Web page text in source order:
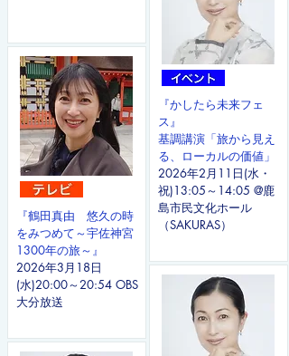
『鶴田真由 悠久の時
をみつめて～宇佐神宮
1300年の旅～』
2026年3月18日
(水)20:00～20:54 OBS
大分放送
『かしたら未来フェ
ス』
基調講演「旅から見え
る、
ローカルの価値」
2026年2月11日(水・
祝)13:05～14:05 @​鹿
島市民文化ホール
（SAKURAS）